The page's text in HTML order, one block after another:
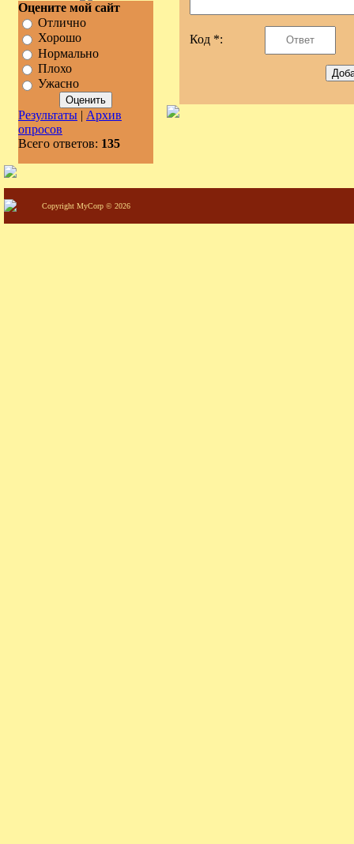
Оцените мой сайт
Отлично
Хорошо
Нормально
Плохо
Ужасно
Результаты | Архив
опросов
Всего ответов: 135
Код *:
Copyright MyCorp © 2026